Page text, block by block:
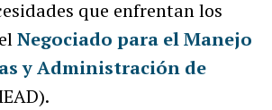
que enfrentan los
Negociado para el Manejo
y Administración de